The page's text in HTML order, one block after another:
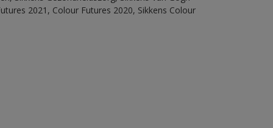
2021, Colour Futures 2020, Sikkens Colour